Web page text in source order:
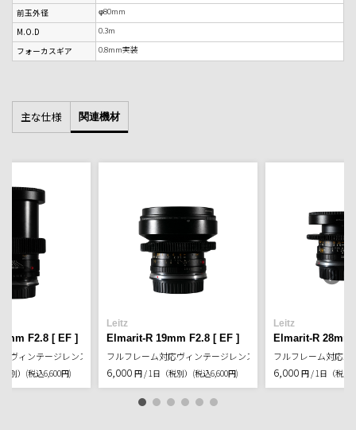
前玉外径
φ80mm
M.O.D
0.3m
フォーカスギア
0.8mm実装
主な仕様 関連機材
F2.8 [ EF ]
ヴィンテージレンズ
別） (税込6,600円)
Leitz
Elmarit-R 19mm F2.8 [ EF ]
フルフレーム対応ヴィンテージレンズ
6,000 円 / 1日（税別） (税込6,600円)
Leitz
Elmarit-R 28mm
フルフレーム対応ヴ
6,000 円 / 1日（税別